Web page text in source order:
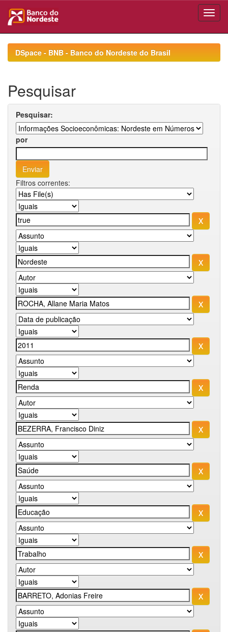
navigationDSpace - BNB - Banco do Nordeste do Brasil
Pesquisar
Pesquisar:
por
Filtros correntes: